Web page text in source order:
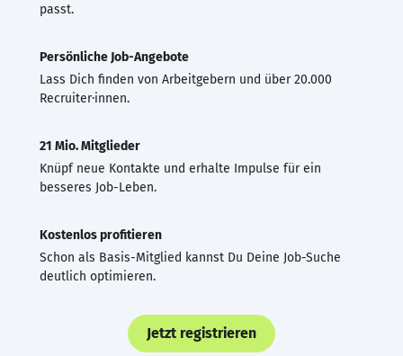
passt.
Persönliche Job-Angebote
Lass Dich finden von Arbeitgebern und über 20.000
Recruiter·innen.
21 Mio. Mitglieder
Knüpf neue Kontakte und erhalte Impulse für ein
besseres Job-Leben.
Kostenlos profitieren
Schon als Basis-Mitglied kannst Du Deine Job-Suche
deutlich optimieren.
Jetzt registrieren